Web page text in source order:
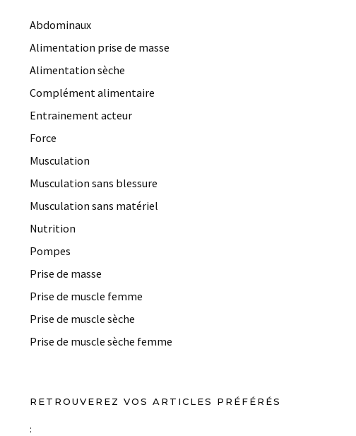
Abdominaux
Alimentation prise de masse
Alimentation sèche
Complément alimentaire
Entrainement acteur
Force
Musculation
Musculation sans blessure
Musculation sans matériel
Nutrition
Pompes
Prise de masse
Prise de muscle femme
Prise de muscle sèche
Prise de muscle sèche femme
RETROUVEREZ VOS ARTICLES PRÉFÉRÉS
: